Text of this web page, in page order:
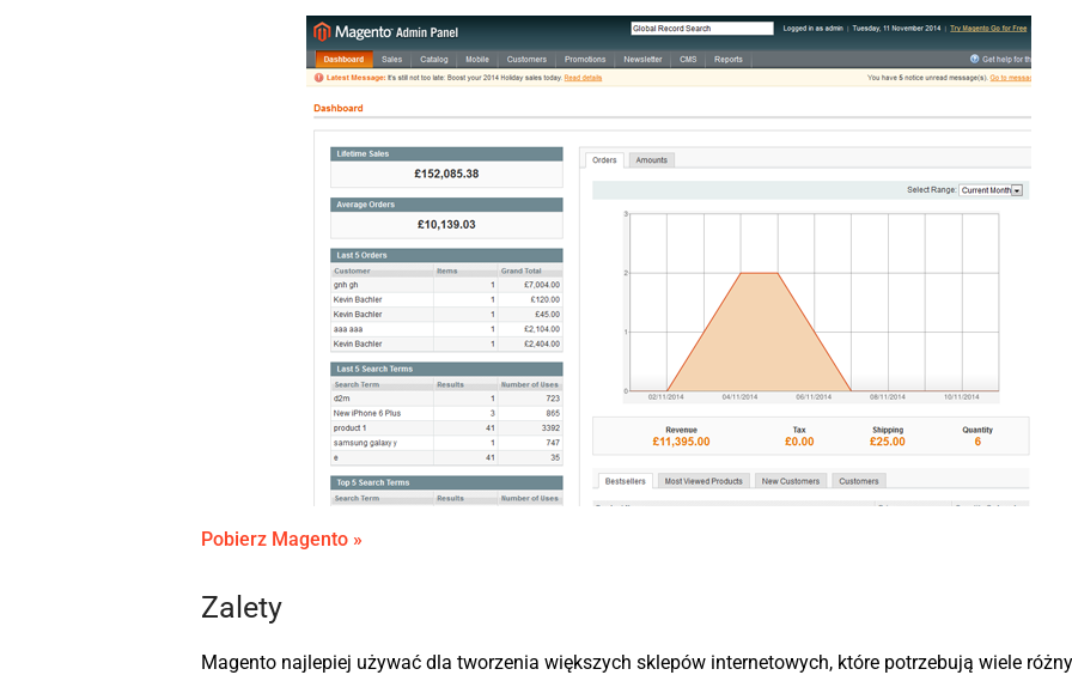
Pobierz Magento »
Zalety
Magento najlepiej używać dla tworzenia większych sklepów internetowych, które potrzebują wiele